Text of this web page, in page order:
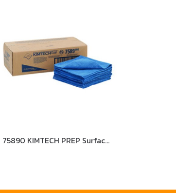
75890 KIMTECH PREP Surface Preparation Microfiber Cloths